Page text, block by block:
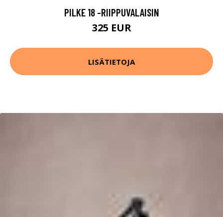
PILKE 18 -RIIPPUVALAISIN
325 EUR
LISÄTIETOJA